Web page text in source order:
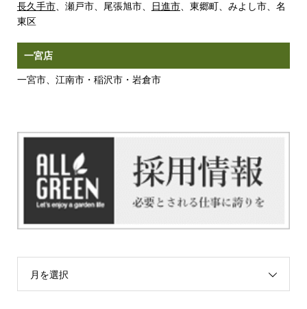
長久手市、瀬戸市、尾張旭市、 日進市、東郷町、みよし市、名
東区
一宮店
一宮市、江南市・稲沢市・岩倉市
月を選択